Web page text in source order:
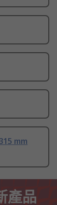
mm
產品